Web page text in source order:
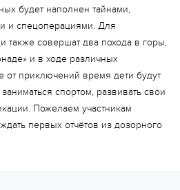
будет наполнен тайнами,
и спецоперациями. Для
также совершат два похода в горы,
и в ходе различных
от приключений время дети будут
спортом, развивать свои
Пожелаем участникам
первых отчётов из дозорного